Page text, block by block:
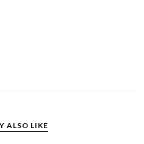
ALSO LIKE